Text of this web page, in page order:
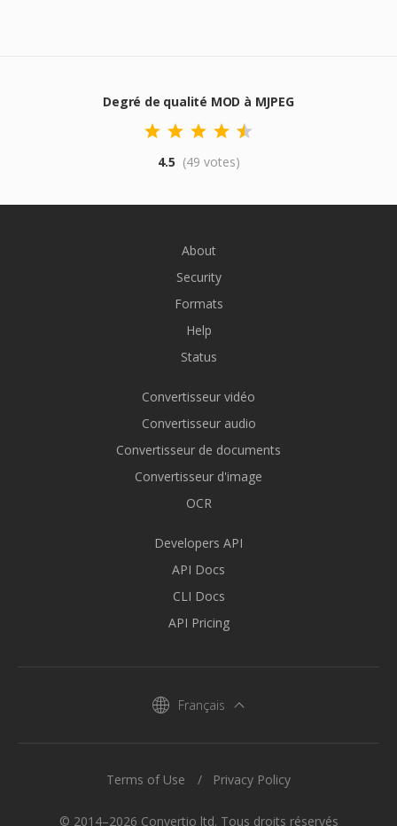
Degré de qualité MOD à MJPEG
4.5 (49 votes)
About
Security
Formats
Help
Status
Convertisseur vidéo
Convertisseur audio
Convertisseur de documents
Convertisseur d'image
OCR
Developers API
API Docs
CLI Docs
API Pricing
Français
© 2014–2026 Convertio ltd. Tous droits réservés
Terms of Use Privacy Policy